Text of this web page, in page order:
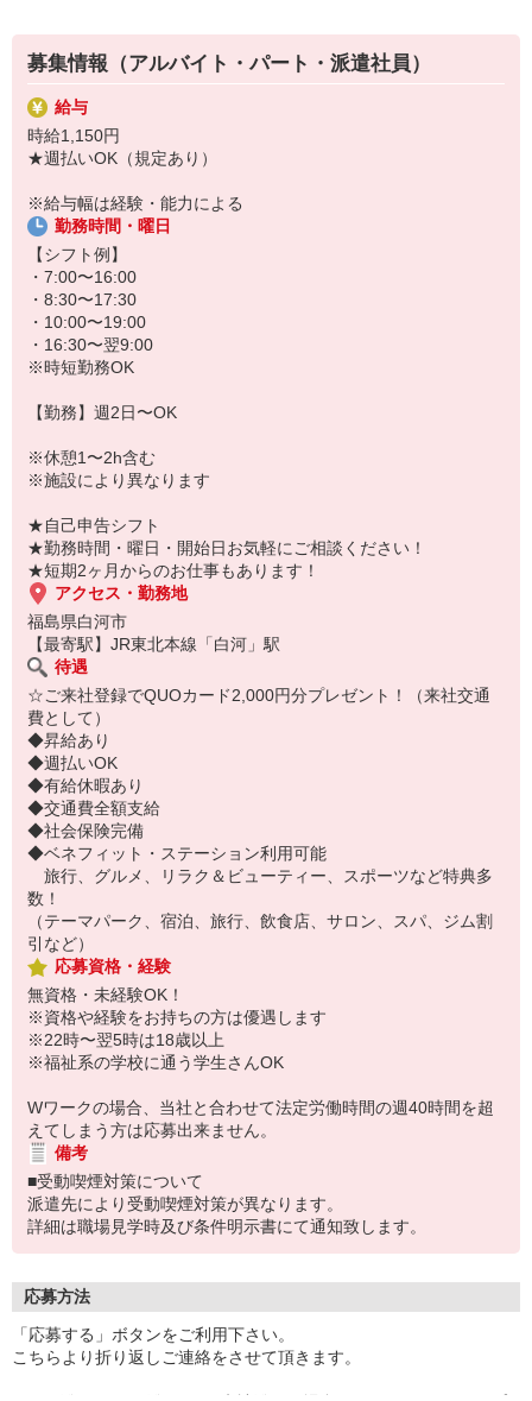
・医療器具の洗浄や消毒
・シーツ交換やベッドメイキング
・伝票や診療材料等の補充、整理
・診療補助
・メッセンジャー業務
など
★無資格・未経験OK！未経験から医療業界デビューできちゃいます
★病院、クリニック内は冷暖房完備！いつでも快適にお仕事できま
すよ！
あなたのスキルに合わせて少しずつお仕事をお願いしていきます。
20代・30代・40代・50代・60代、
中！
「近くの病院で働きたい」
「資格はないけど医療業界のお仕事に興味がある」
「すぐに働けるところはないかな…」
そんな方もぜひ！お気軽にご連絡ください♪
募集情報（アルバイト・パート・派遣社員）
給与
時給1,150円
★週払いOK（規定あり）
※給与幅は経験・能力による
勤務時間・曜日
【シフト例】
・7:00〜16:00
・8:30〜17:30
・10:00〜19:00
・16:30〜翌9:00
※時短勤務OK
【勤務】週2日〜OK
※休憩1〜2h含む
※施設により異なります
★自己申告シフト
★勤務時間・曜日・開始日お気軽にご相談ください！
★短期2ヶ月からのお仕事もあります！
アクセス・勤務地
福島県白河市
【最寄駅】JR東北本線「白河」駅
待遇
☆ご来社登録でQUOカード2,000円分プレゼント！（来社交通
費として）
◆昇給あり
◆週払いOK
◆有給休暇あり
◆交通費全額支給
◆社会保険完備
◆ベネフィット・ステーション利用可能
旅行、グルメ、リラク＆ビューティー、スポーツなど特典多
数！
（テーマパーク、宿泊、旅行、飲食店、サロン、スパ、ジム割
引など）
応募資格・経験
無資格・未経験OK！
※資格や経験をお持ちの方は優遇します
※22時〜翌5時は18歳以上
※福祉系の学校に通う学生さんOK
Wワークの場合、当社と合わせて法定労働時間の週40時間を超
えてしまう方は応募出来ません。
備考
■受動喫煙対策について
派遣先により受動喫煙対策が異なります。
詳細は職場見学時及び条件明示書にて通知致します。
応募方法
「応募する」ボタンをご利用下さい。
こちらより折り返しご連絡をさせて頂きます。